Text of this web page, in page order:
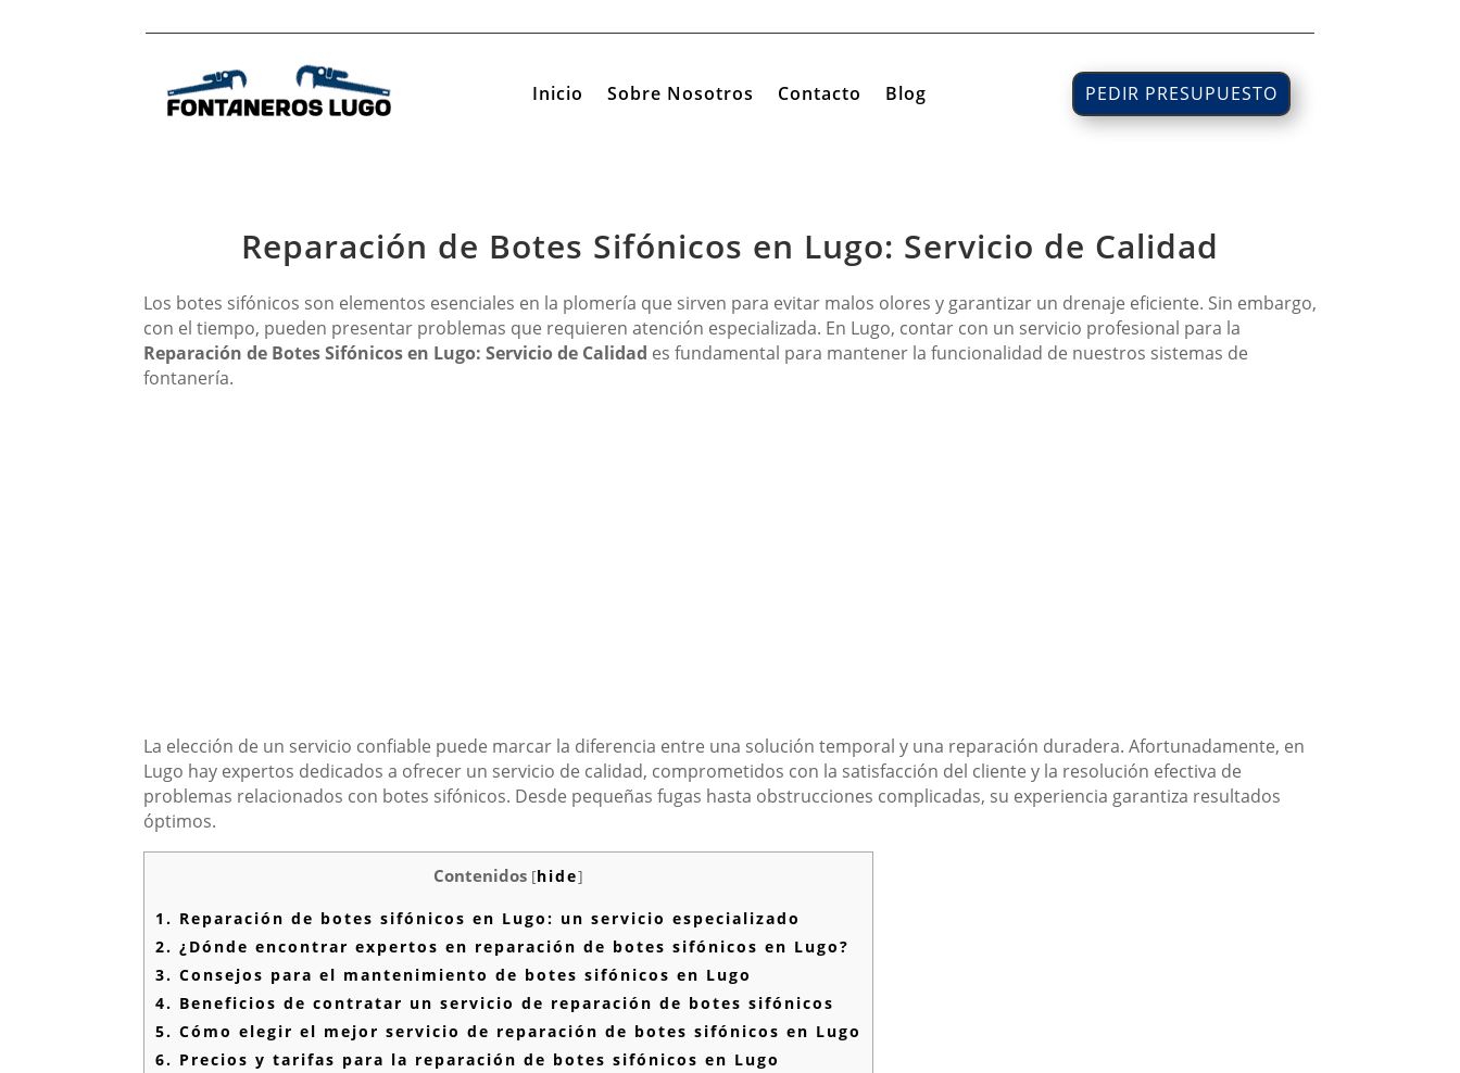
Inicio Sobre Nosotros Contacto Blog PEDIR PRESUPUESTO
Reparación de Botes Sifónicos en Lugo: Servicio de Calidad
Los botes sifónicos son elementos esenciales en la plomería que sirven para evitar malos olores y garantizar un drenaje eficiente. Sin embargo,
con el tiempo, pueden presentar problemas que requieren atención especializada. En Lugo, contar con un servicio profesional para la
Reparación de Botes Sifónicos en Lugo: Servicio de Calidad es fundamental para mantener la funcionalidad de nuestros sistemas de
fontanería.
La elección de un servicio confiable puede marcar la diferencia entre una solución temporal y una reparación duradera. Afortunadamente, en
Lugo hay expertos dedicados a ofrecer un servicio de calidad, comprometidos con la satisfacción del cliente y la resolución efectiva de
problemas relacionados con botes sifónicos. Desde pequeñas fugas hasta obstrucciones complicadas, su experiencia garantiza resultados
óptimos.
Contenidos [hide]
1. Reparación de botes sifónicos en Lugo: un servicio especializado
2. ¿Dónde encontrar expertos en reparación de botes sifónicos en Lugo?
3. Consejos para el mantenimiento de botes sifónicos en Lugo
4. Beneficios de contratar un servicio de reparación de botes sifónicos
5. Cómo elegir el mejor servicio de reparación de botes sifónicos en Lugo
6. Precios y tarifas para la reparación de botes sifónicos en Lugo